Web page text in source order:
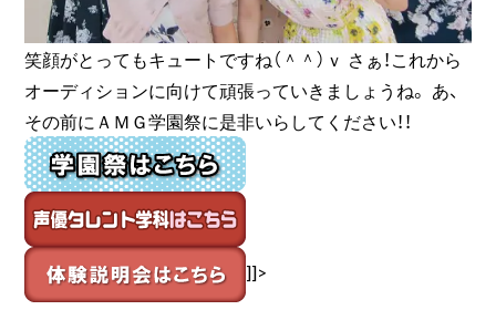
笑顔がとってもキュートですね（＾＾）ｖ さぁ！これから
オーディションに向けて頑張っていきましょうね。 あ、
その前にＡＭＧ学園祭に是非いらしてください！！
]]>